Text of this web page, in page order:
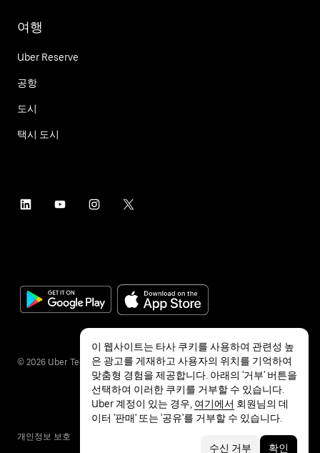
여행
Uber Reserve
공항
도시
택시 도시
© 2026 Uber Technologies Inc.
개인정보 보호
이 웹사이트는 타사 쿠키를 사용하여 관련성 높
은 광고를 게재하고 사용자의 위치를 기억하여
맞춤형 경험을 제공합니다. 아래의 '거부' 버튼을
선택하여 이러한 쿠키를 거부할 수 있습니다.
Uber 계정이 있는 경우, 여기에서 회원님의 데
이터 '판매' 또는 '공유'를 거부할 수 있습니다.
수신 거부 확인